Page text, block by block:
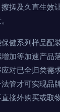
搓及久直生效
健系列样品配
加等加速产品
应对已全归类
管才可实现品
接外购买或取